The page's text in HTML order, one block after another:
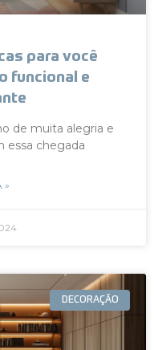
para você
funcional e
de muita alegria e
essa chegada
»
DECORAÇÃO